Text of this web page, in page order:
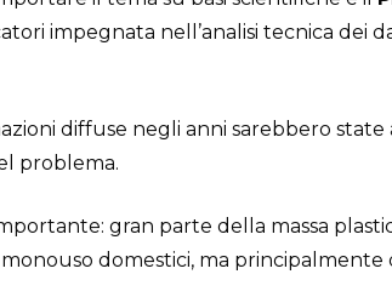
impegnata nell’analisi tecnica dei
diffuse negli anni sarebbero
problema.
gran parte della massa
domestici, ma principalmente